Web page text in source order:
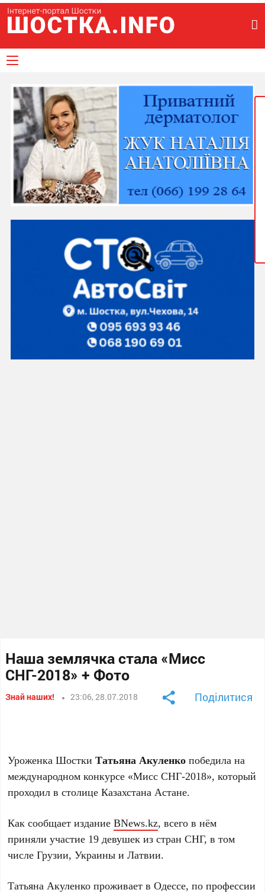
Наша землячка стала «Мисс
СНГ-2018» + Фото
Знай наших! 23:06, 28.07.2018 Поділитися
Уроженка ШосткиТатьяна Акуленко победила на
международном конкурсе «Мисс СНГ-2018», который
проходил в столице Казахстана Астане.
Как сообщает изданиеBNews.kz, всего в нём
приняли участие 19 девушек из стран СНГ, в том
числе Грузии, Украины и Латвии.
Татьяна Акуленко проживает в Одессе, по профессии